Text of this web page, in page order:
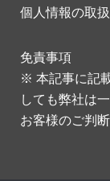
個人情報の取
免責事項
※ 本記事に記
しても弊社は
お客様のご判